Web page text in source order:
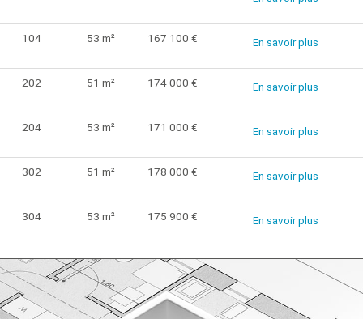
104 53 m² 167 100 € En savoir plus
202 51 m² 174 000 € En savoir plus
204 53 m² 171 000 € En savoir plus
302 51 m² 178 000 € En savoir plus
304 53 m² 175 900 € En savoir plus